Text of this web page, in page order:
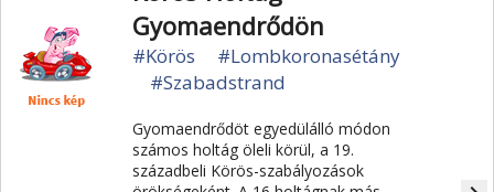
Gyomaendrődön
#Körös
#Lombkoronasétány
#Szabadstrand
Gyomaendrődöt egyedülálló módon
számos holtág öleli körül, a 19.
századbeli Körös-szabályozások